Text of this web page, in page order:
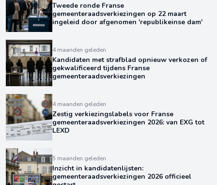
Tweede ronde Franse
gemeenteraadsverkiezingen op 22 maart
ingeleid door afgenomen 'republikeinse dam'
4 maanden geleden
Kandidaten met strafblad opnieuw verkozen of
gekwalificeerd tijdens Franse
gemeenteraadsverkiezingen
4 maanden geleden
Zestig verkiezingslabels voor Franse
gemeenteraadsverkiezingen 2026: van EXG tot
LEXD
5 maanden geleden
Inzicht in kandidatenlijsten:
gemeenteraadsverkiezingen 2026 officieel